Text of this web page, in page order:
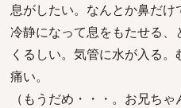
息がしたい。なんとか鼻だけ
冷静になって息をもたせる、
くるしい。気管に水が入る
痛い。
（もうだめ・・・。お兄ちゃ